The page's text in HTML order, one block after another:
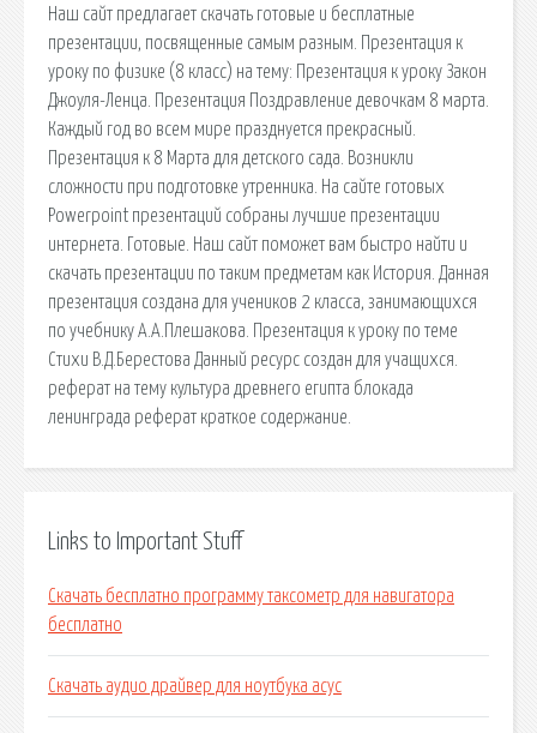
Наш сайт предлагает скачать готовые и бесплатные
презентации, посвященные самым разным. Презентация к
уроку по физике (8 класс) на тему: Презентация к уроку Закон
Джоуля-Ленца. Презентация Поздравление девочкам 8 марта.
Каждый год во всем мире празднуется прекрасный.
Презентация к 8 Марта для детского сада. Возникли
сложности при подготовке утренника. На сайте готовых
Powerpoint презентаций собраны лучшие презентации
интернета. Готовые. Наш сайт поможет вам быстро найти и
скачать презентации по таким предметам как История. Данная
презентация создана для учеников 2 класса, занимающихся
по учебнику А.А.Плешакова. Презентация к уроку по теме
Стихи В.Д.Берестова Данный ресурс создан для учащихся.
реферат на тему культура древнего египта блокада
ленинграда реферат краткое содержание.
Links to Important Stuff
Скачать бесплатно программу таксометр для навигатора
бесплатно
Скачать аудио драйвер для ноутбука асус